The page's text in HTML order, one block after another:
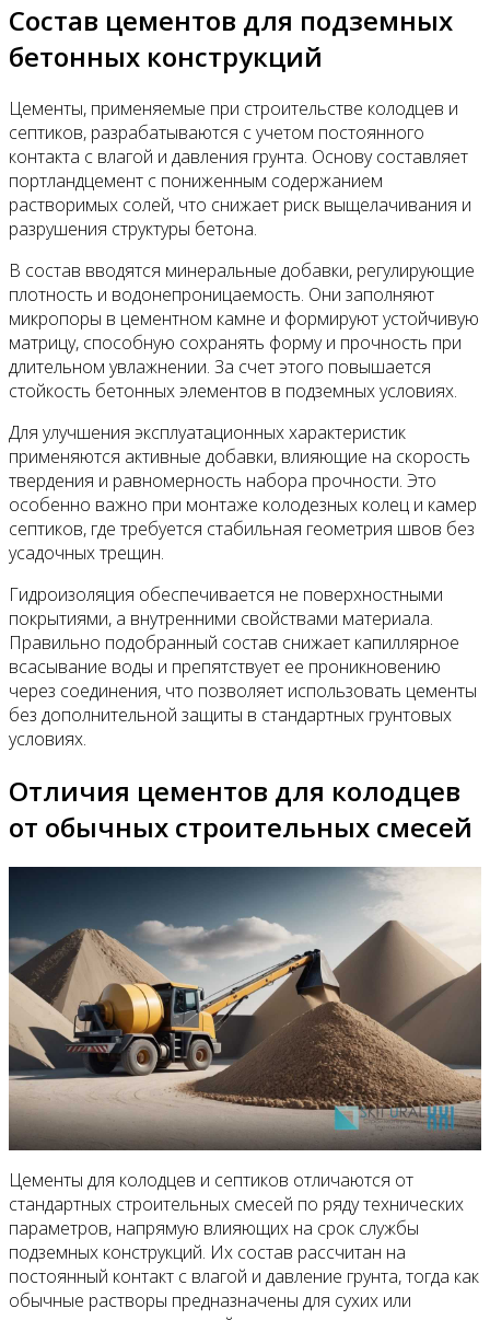
Состав цементов для подземных
бетонных конструкций
Цементы, применяемые при строительстве колодцев и
септиков, разрабатываются с учетом постоянного
контакта с влагой и давления грунта. Основу составляет
портландцемент с пониженным содержанием
растворимых солей, что снижает риск выщелачивания и
разрушения структуры бетона.
В состав вводятся минеральные добавки, регулирующие
плотность и водонепроницаемость. Они заполняют
микропоры в цементном камне и формируют устойчивую
матрицу, способную сохранять форму и прочность при
длительном увлажнении. За счет этого повышается
стойкость бетонных элементов в подземных условиях.
Для улучшения эксплуатационных характеристик
применяются активные добавки, влияющие на скорость
твердения и равномерность набора прочности. Это
особенно важно при монтаже колодезных колец и камер
септиков, где требуется стабильная геометрия швов без
усадочных трещин.
Гидроизоляция обеспечивается не поверхностными
покрытиями, а внутренними свойствами материала.
Правильно подобранный состав снижает капиллярное
всасывание воды и препятствует ее проникновению
через соединения, что позволяет использовать цементы
без дополнительной защиты в стандартных грунтовых
условиях.
Отличия цементов для колодцев
от обычных строительных смесей
Цементы для колодцев и септиков отличаются от
стандартных строительных смесей по ряду технических
параметров, напрямую влияющих на срок службы
подземных конструкций. Их состав рассчитан на
постоянный контакт с влагой и давление грунта, тогда как
обычные растворы предназначены для сухих или